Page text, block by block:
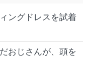
ングドレスを試着
おじさんが、頭を